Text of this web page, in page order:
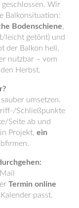
Wir
Balkonsituation:
Bodenschiene,
leicht getönt) und
der Balkon hell,
nutzbar – vom
Herbst.
umsetzen.
Schließpunkte
Seite ab und
Projekt, ein
Termin online
passt.